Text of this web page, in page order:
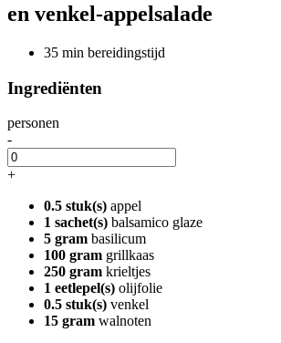
en venkel-appelsalade
35 min bereidingstijd
Ingrediënten
personen
-
+
0.5 stuk(s) appel
1 sachet(s) balsamico glaze
5 gram basilicum
100 gram grillkaas
250 gram krieltjes
1 eetlepel(s) olijfolie
0.5 stuk(s) venkel
15 gram walnoten